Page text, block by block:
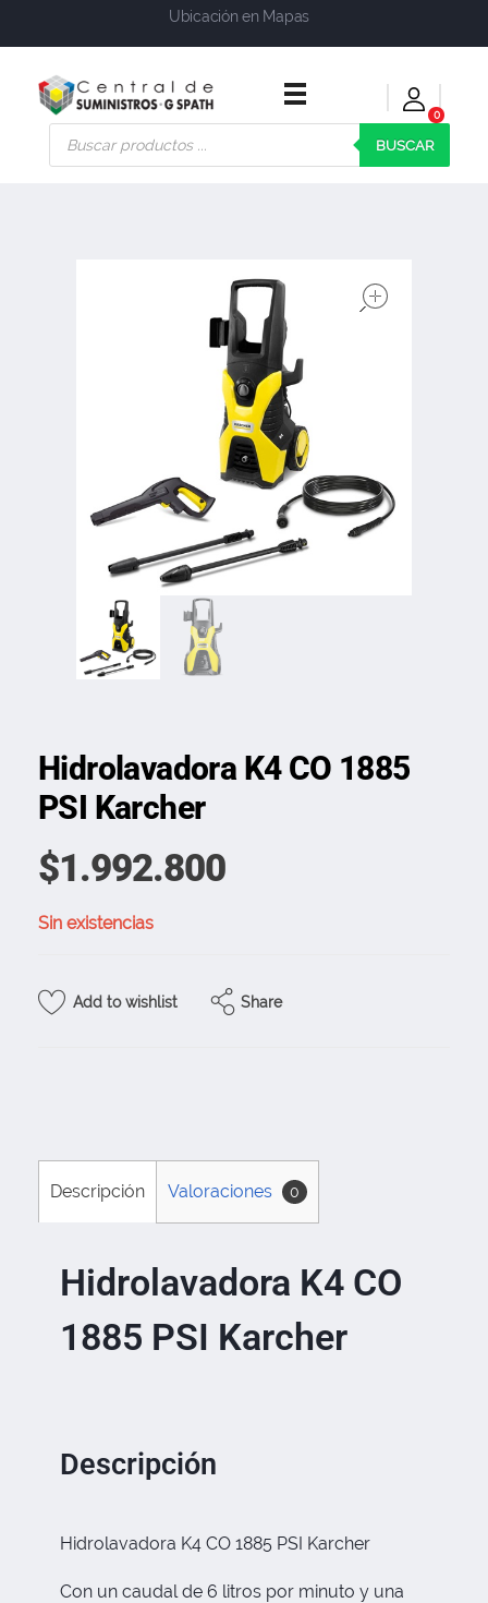
Ubicación en Mapas
Central de Suministros Gspath
Suministros y soluciones integrales para su empresa o negocio
0
BUSCAR
Hidrolavadora K4 CO 1885
PSI Karcher
$1.992.800
Sin existencias
Add to wishlist Share
Descripción Valoraciones 0
Hidrolavadora K4 CO
1885 PSI Karcher
Descripción
Hidrolavadora K4 CO 1885 PSI Karcher
Con un caudal de 6 litros por minuto y una